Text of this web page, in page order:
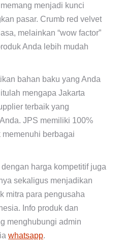
menjadi kunci
pasar. Crumb red velvet
melainkan “wow factor”
Anda lebih mudah
bahan baku yang Anda
mengapa Jakarta
terbaik yang
JPS memiliki 100%
memenuhi berbagai
harga kompetitif juga
sekaligus menjadikan
mitra para pengusaha
Info produk dan
menghubungi admin
whatsapp.